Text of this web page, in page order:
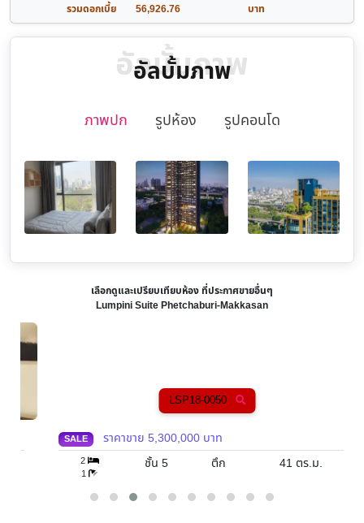
รวมดอกเบี้ย
56,926.76 บาท
อัลบั้มภาพ
อัลบั้มภาพ
ภาพปก รูปห้อง รูปคอนโด
เลือกดูและเปรียบเทียบห้อง ที่ประกาศขายอื่นๆ
Lumpini Suite Phetchaburi-Makkasan
LSP18-0050
SALE ราคาขาย5,300,000บาท
ตร.ม.